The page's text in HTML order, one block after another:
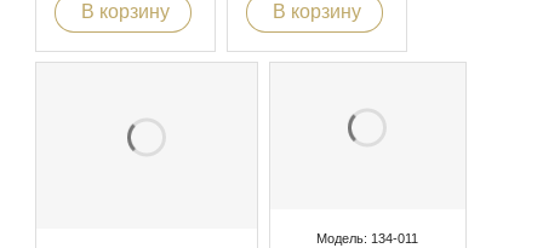
В корзину В корзину
Модель: 134-011